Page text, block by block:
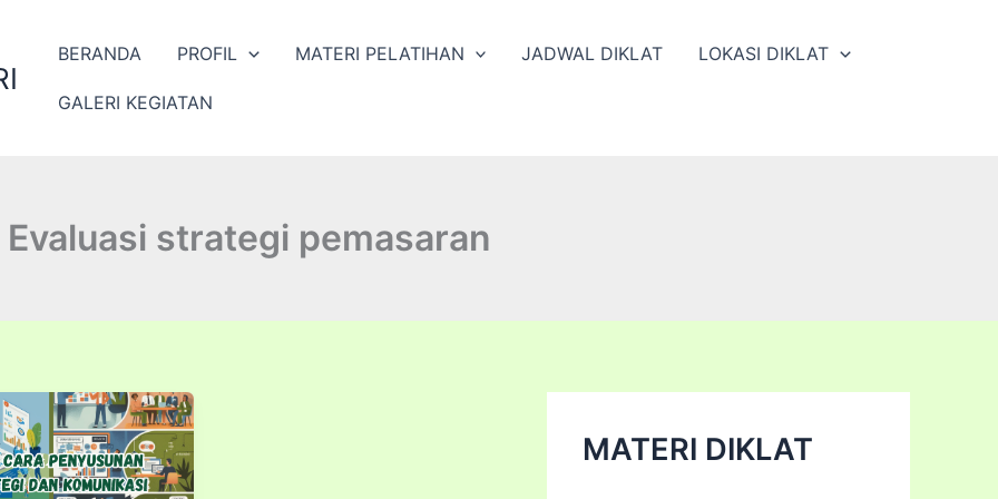
BERANDA PROFIL MATERI PELATIHAN JADWAL DIKLAT LOKASI DIKLAT
GALERI KEGIATAN
Evaluasi strategi pemasaran
MATERI DIKLAT